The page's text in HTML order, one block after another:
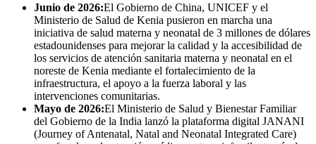
Junio ​​de 2026:El Gobierno de China, UNICEF y el
Ministerio de Salud de Kenia pusieron en marcha una
iniciativa de salud materna y neonatal de 3 millones de dólares
estadounidenses para mejorar la calidad y la accesibilidad de
los servicios de atención sanitaria materna y neonatal en el
noreste de Kenia mediante el fortalecimiento de la
infraestructura, el apoyo a la fuerza laboral y las
intervenciones comunitarias.
Mayo de 2026:El Ministerio de Salud y Bienestar Familiar
del Gobierno de la India lanzó la plataforma digital JANANI
(Journey of Antenatal, Natal and Neonatal Integrated Care)